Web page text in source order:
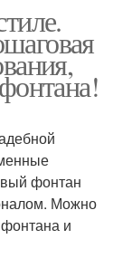
фонтана
на участке
фонтан
Можно
и